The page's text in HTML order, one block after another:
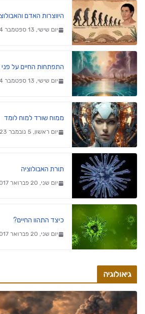
היווצרות האדם
יום שישי, 13 ספטמבר 2024, 19:05
התפתחות החיים על
יום שישי, 13 ספטמבר 2024, 19:01
ממוח שורד למוח לומד
יום ראשון, 5 נובמבר 2023, 10:30
תורת האבולוציה
יום שני, 20 פברואר 2017, 7:20
כיצד התהוו החיים?
יום שני, 20 פברואר 2017, 7:09
גיאולוגיה